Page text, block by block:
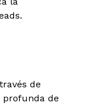
de
profunda de